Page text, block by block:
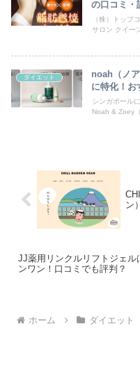
の口コミ・
（株）トップ
サロン クイー
ダイエット
noah（ノ
に特化！お
シンガポール
Noah & Zoey
ン
JJ薬用リンクルリフトジェル
ンワン！口コミでも評判？
ホーム ダイエット